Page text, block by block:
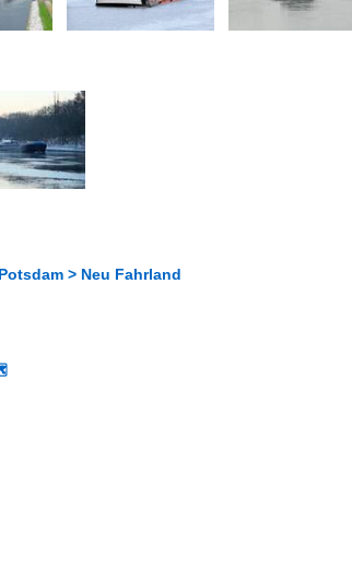
> Neu Fahrland